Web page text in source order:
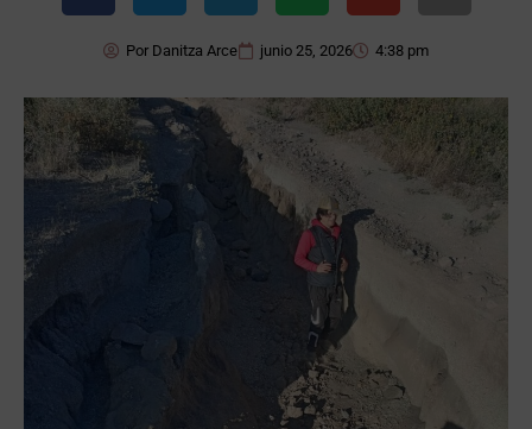
Por Danitza Arce junio 25, 2026 4:38 pm